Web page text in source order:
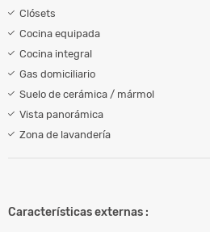
Clósets
Cocina equipada
Cocina integral
Gas domiciliario
Suelo de cerámica / mármol
Vista panorámica
Zona de lavandería
Características externas :